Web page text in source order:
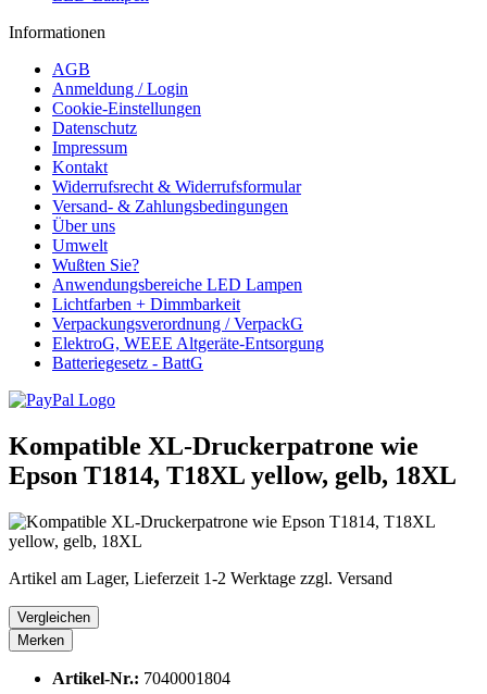
Informationen
AGB
Anmeldung / Login
Cookie-Einstellungen
Datenschutz
Impressum
Kontakt
Widerrufsrecht & Widerrufsformular
Versand- & Zahlungsbedingungen
Über uns
Umwelt
Wußten Sie?
Anwendungsbereiche LED Lampen
Lichtfarben + Dimmbarkeit
Verpackungsverordnung / VerpackG
ElektroG, WEEE Altgeräte-Entsorgung
Batteriegesetz - BattG
Kompatible XL-Druckerpatrone wie
Epson T1814, T18XL yellow, gelb, 18XL
Artikel am Lager, Lieferzeit 1-2 Werktage zzgl. Versand
Vergleichen
Merken
Artikel-Nr.: 7040001804